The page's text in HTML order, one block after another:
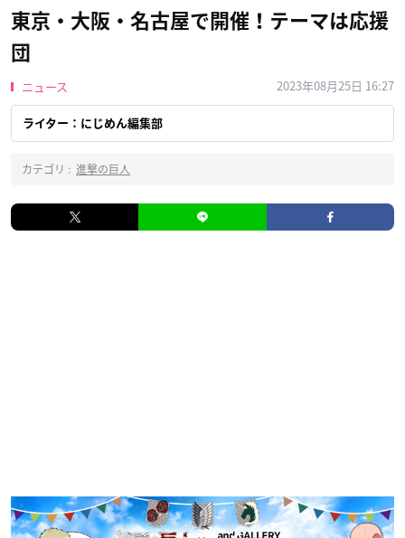
東京・大阪・名古屋で開催！テーマは応援
団
ニュース 2023年08月25日 16:27
ライター：にじめん編集部
カテゴリ : 進撃の巨人